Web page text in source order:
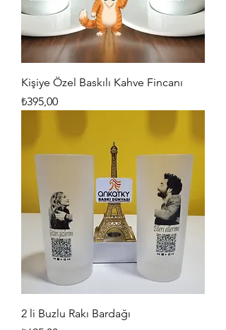
Kişiye Özel Baskılı Kahve Fincanı
Fiyat
₺395,00
2 li Buzlu Rakı Bardağı